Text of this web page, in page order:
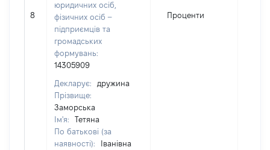
8
юридичних осіб,
фізичних осіб –
підприємців та
громадських
формувань:
14305909
Декларує:
дружина
Прізвище:
Заморська
Ім'я:
Тетяна
По батькові (за
наявності):
Іванівна
Проценти